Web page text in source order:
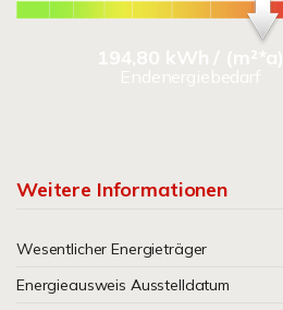
194,80 kWh / (m²*a)
Endenergiebedarf
Weitere Informationen
Wesentlicher Energieträger
Energieausweis Ausstelldatum